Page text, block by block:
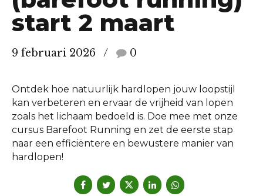
start 2 maart
9 februari 2026 0
Ontdek hoe natuurlijk hardlopen jouw loopstijl
kan verbeteren en ervaar de vrijheid van lopen
zoals het lichaam bedoeld is. Doe mee met onze
cursus Barefoot Running en zet de eerste stap
naar een efficiëntere en bewustere manier van
hardlopen!